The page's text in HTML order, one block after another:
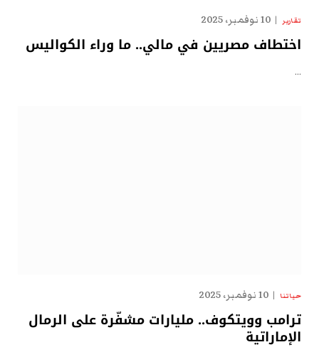
تقارير 10 نوفمبر، 2025
اختطاف مصريين في مالي.. ما وراء الكواليس
…
حياتنا 10 نوفمبر، 2025
ترامب وويتكوف.. مليارات مشفّرة على الرمال
الإماراتية